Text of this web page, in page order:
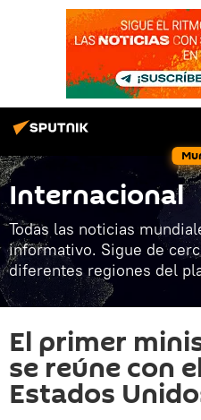
Internacional
Todas las noticias
informativo. Sigue de
diferentes regiones del
El primer
se reúne con
Estados